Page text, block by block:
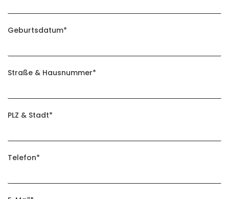
Geburtsdatum*
Straße & Hausnummer*
PLZ & Stadt*
Telefon*